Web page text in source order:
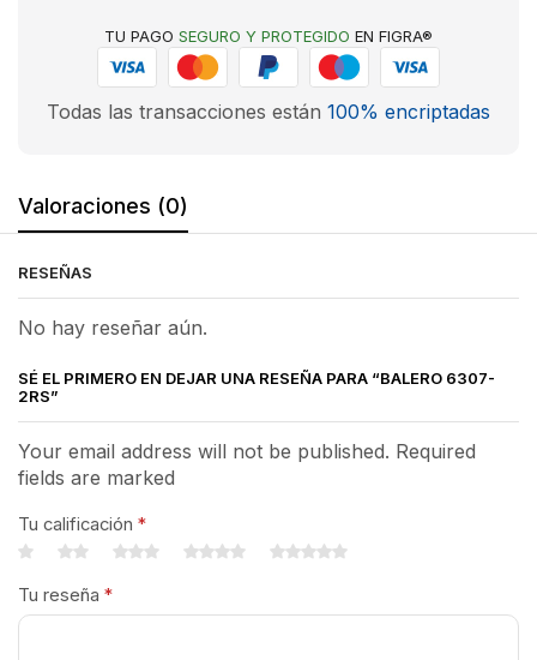
TU PAGO SEGURO Y PROTEGIDO EN FIGRA®
Todas las transacciones están 100% encriptadas
Valoraciones (0)
RESEÑAS
No hay reseñar aún.
SÉ EL PRIMERO EN DEJAR UNA RESEÑA PARA “BALERO 6307-
2RS”
Your email address will not be published. Required
fields are marked
Tu calificación *
Tu reseña *